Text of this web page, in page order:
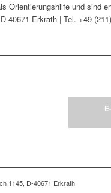
Orientierungshilfe und sind
40671 Erkrath | Tel. +49
1145, D-40671 Erkrath